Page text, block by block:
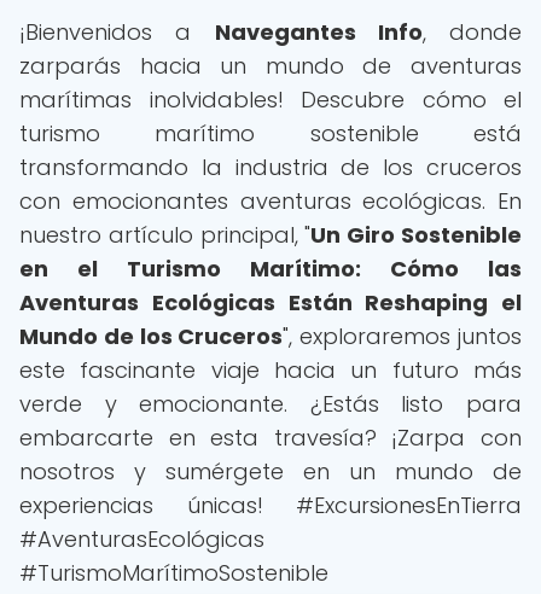
¡Bienvenidos a Navegantes Info, donde
zarparás hacia un mundo de aventuras
marítimas inolvidables! Descubre cómo el
turismo marítimo sostenible está
transformando la industria de los cruceros
con emocionantes aventuras ecológicas. En
nuestro artículo principal, "Un Giro Sostenible
en el Turismo Marítimo: Cómo las
Aventuras Ecológicas Están Reshaping el
Mundo de los Cruceros", exploraremos juntos
este fascinante viaje hacia un futuro más
verde y emocionante. ¿Estás listo para
embarcarte en esta travesía? ¡Zarpa con
nosotros y sumérgete en un mundo de
experiencias únicas! #ExcursionesEnTierra
#AventurasEcológicas
#TurismoMarítimoSostenible